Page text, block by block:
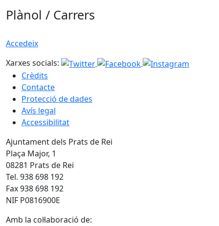
Plànol / Carrers
Accedeix
Xarxes socials:
Crèdits
Contacte
Protecció de dades
Avís legal
Accessibilitat
Ajuntament dels Prats de Rei
Plaça Major, 1
08281 Prats de Rei
Tel. 938 698 192
Fax 938 698 192
NIF P0816900E
Amb la col·laboració de: